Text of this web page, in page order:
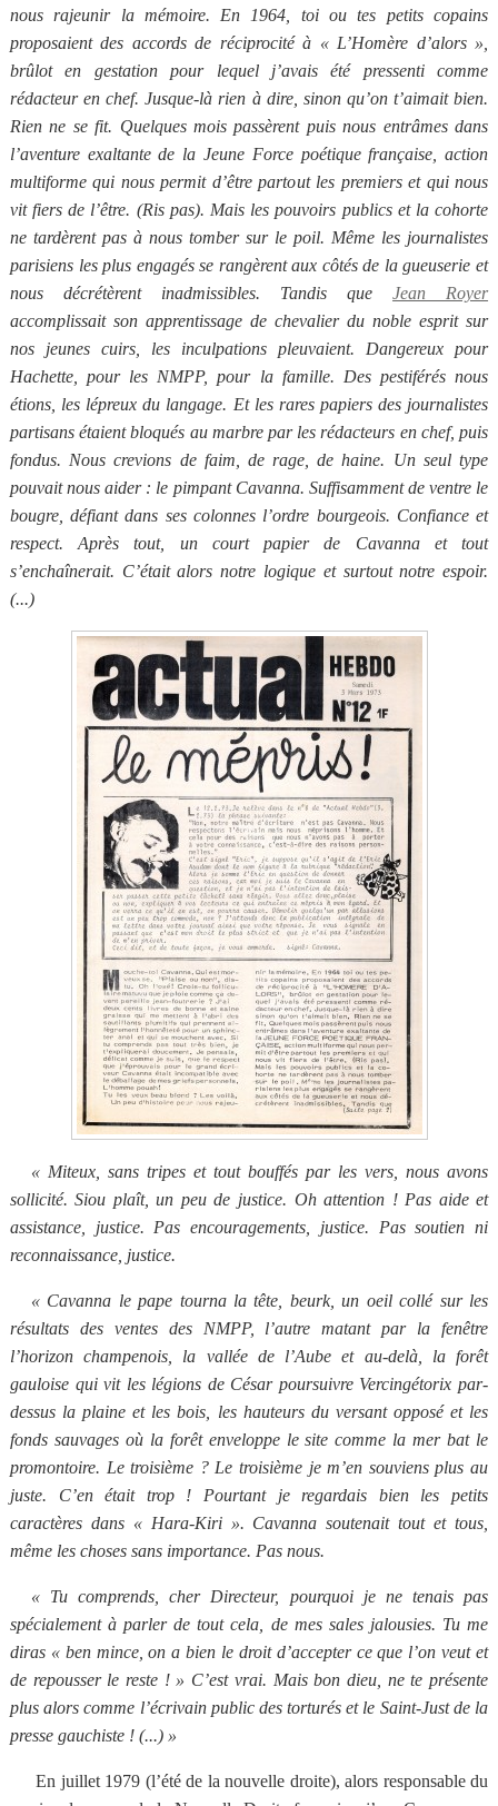
nous rajeunir la mémoire. En 1964, toi ou tes petits copains
proposaient des accords de réciprocité à « L’Homère d’alors »,
brûlot en gestation pour lequel j’avais été pressenti comme
rédacteur en chef. Jusque-là rien à dire, sinon qu’on t’aimait bien.
Rien ne se fit. Quelques mois passèrent puis nous entrâmes dans
l’aventure exaltante de la Jeune Forcepoétique française, action
multiforme qui nous permit d’être partout les premiers et qui nous
vit fiers de l’être. (Ris pas). Mais les pouvoirs publics et la cohorte
ne tardèrent pas à nous tomber sur le poil. Même les journalistes
parisiens les plus engagés se rangèrent aux côtés de la gueuserie et
nous décrétèrent inadmissibles. Tandis queJean Royer
accomplissait son apprentissage de chevalier du noble esprit sur
nos jeunes cuirs, les inculpations pleuvaient. Dangereux pour
Hachette, pour les NMPP, pour la famille. Des pestiférés nous
étions, les lépreux du langage. Et les rares papiers des journalistes
partisans étaient bloqués au marbre par les rédacteurs en chef, puis
fondus. Nous crevions de faim, de rage, de haine. Un seul type
pouvait nous aider : le pimpant Cavanna. Suffisamment de ventre le
bougre, défiant dans ses colonnes l’ordre bourgeois. Confiance et
respect. Après tout, un court papier de Cavanna et tout
s’enchaînerait. C’était alors notre logique et surtout notre espoir.
(...)
« Miteux, sans tripes et tout bouffés par les vers, nous avons
sollicité. Siou plaît, un peu de justice. Oh attention ! Pas aide et
assistance, justice. Pas encouragements, justice. Pas soutien ni
reconnaissance, justice.
« Cavanna le pape tourna la tête, beurk, un oeil collé sur les
résultats des ventes des NMPP, l’autre matant par la fenêtre
l’horizon champenois, la vallée de l’Aube et au-delà, la forêt
gauloise qui vit les légions de César poursuivre Vercingétorix par-
dessus la plaine et les bois, les hauteurs du versant opposé et les
fonds sauvages où la forêt enveloppe le site comme la mer bat le
promontoire. Le troisième ? Le troisième je m’en souviens plus au
juste. C’en était trop ! Pourtant je regardais bien les petits
caractères dans « Hara-Kiri ». Cavanna soutenait tout et tous,
même les choses sans importance. Pas nous.
« Tu comprends, cher Directeur, pourquoi je ne tenais pas
spécialement à parler de tout cela, de mes sales jalousies. Tu me
diras « ben mince, on a bien le droit d’accepter ce que l’on veut et
de repousser le reste ! » C’est vrai. Mais bon dieu, ne te présente
plus alors comme l’écrivain public des torturés et le Saint-Just de la
presse gauchiste ! (...) »
En juillet 1979 (l’été de la nouvelle droite), alors responsable du